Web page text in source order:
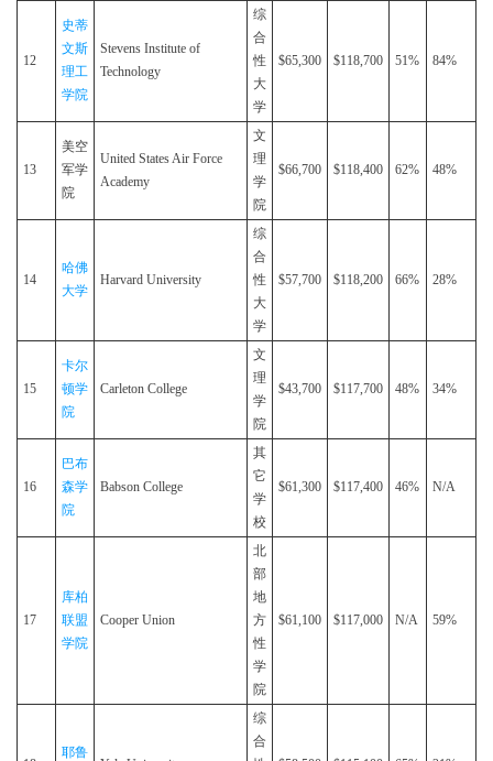
12
史蒂
文斯
理工
学院
Stevens Institute of
Technology
综
合
性
大
学
$65,300 $118,700 51% 84%
13
美空
军学
院
United States Air Force
Academy
文
理
学
院
$66,700 $118,400 62% 48%
14
哈佛
大学
Harvard University
综
合
性
大
学
$57,700 $118,200 66% 28%
15
卡尔
顿学
院
Carleton College
文
理
学
院
$43,700 $117,700 48% 34%
16
巴布
森学
院
Babson College
其
它
学
校
$61,300 $117,400 46% N/A
17
库柏
联盟
学院
Cooper Union
北
部
地
方
性
学
院
$61,100 $117,000 N/A 59%
耶鲁
综
合